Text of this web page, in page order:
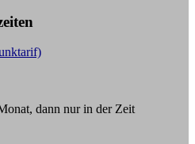
dann nur in der Zeit